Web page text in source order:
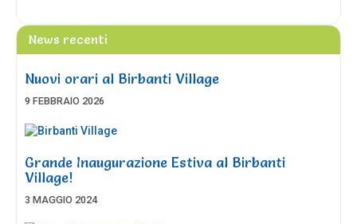
News recenti
Nuovi orari al Birbanti Village
9 FEBBRAIO 2026
Grande Inaugurazione Estiva al Birbanti
Village!
3 MAGGIO 2024